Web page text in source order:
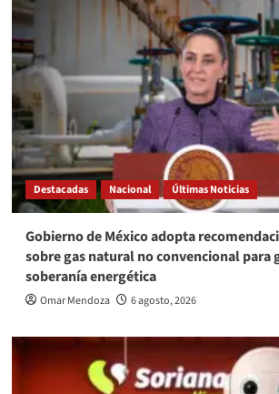
Destacadas Nacional Últimas Noticias
Gobierno de México adopta
sobre gas natural no convencional para
soberanía energética
Omar Mendoza 6 agosto, 2026